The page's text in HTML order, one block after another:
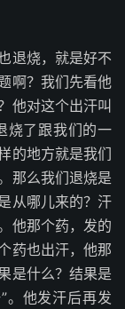
退烧，就是好不
啊？我们先看他
他对这个出汗叫
烧了跟我们的一
的地方就是我们
那么我们退烧是
从哪儿来的？汗
他那个药，发的
药也出汗，他那
是什么？结果是
。他发汗后再发